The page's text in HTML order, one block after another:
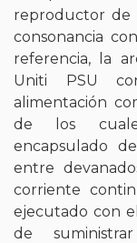
reproductor de
consonancia
referencia, la
Uniti PSU
alimentación
de los
encapsulado
entre
corriente
ejecutado con
de